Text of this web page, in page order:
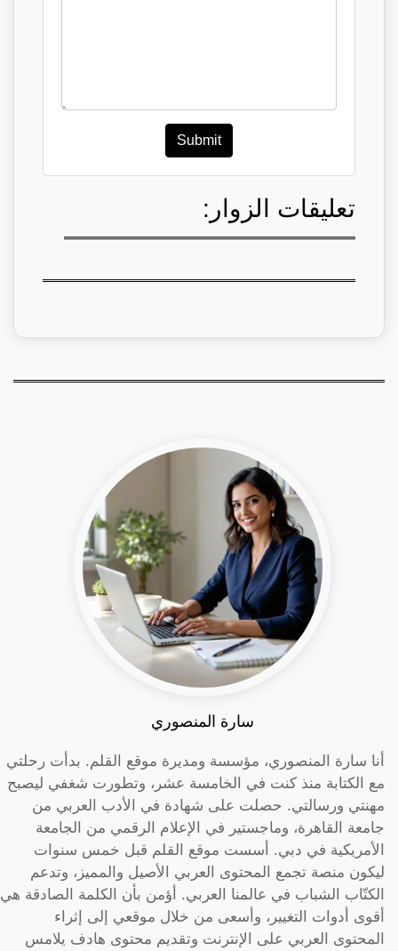
Submit
تعليقات الزوار:
سارة المنصوري
أنا سارة المنصوري، مؤسسة ومديرة موقع القلم. بدأت رحلتي
مع الكتابة منذ كنت في الخامسة عشر، وتطورت شغفي ليصبح
مهنتي ورسالتي. حصلت على شهادة في الأدب العربي من
جامعة القاهرة، وماجستير في الإعلام الرقمي من الجامعة
الأمريكية في دبي. أسست موقع القلم قبل خمس سنوات
ليكون منصة تجمع المحتوى العربي الأصيل والمميز، وتدعم
الكتّاب الشباب في عالمنا العربي. أؤمن بأن الكلمة الصادقة هي
أقوى أدوات التغيير، وأسعى من خلال موقعي إلى إثراء
المحتوى العربي على الإنترنت وتقديم محتوى هادف يلامس